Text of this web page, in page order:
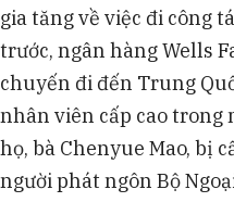
gia tăng về việc đi công
trước, ngân hàng Wells
chuyến đi đến Trung
nhân viên cấp cao trong
họ, bà Chenyue Mao, bị
người phát ngôn Bộ